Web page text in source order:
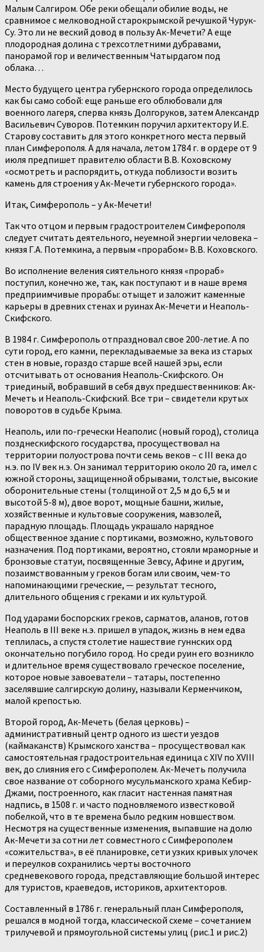
Малым Салгиром. Обе реки обещали обилие воды, не
сравнимое с мелководной старокрымской речушкой Чурук-
Су. Это ли не веский довод в пользу Ак-Мечети? А еще
плодородная долина с трехсотлетними дубравами,
панорамой гор и величественным Чатырдагом под
облака…
Место будущего центра губернского города определилось
как бы само собой: еще раньше его облюбовали для
военного лагеря, сперва князь Долгоруков, затем Александр
Васильевич Суворов. Потемкин поручил архитектору И.Е.
Старову составить для этого конкретного места первый
план Симферополя. А для начала, летом 1784 г. в ордере от 9
июля предпишет правителю области В.В. Коховскому
«осмотреть и распорядить, откуда поблизости возить
камень для строения у Ак-Мечети губернского города».
Итак, Симферополь – у Ак-Мечети!
Так что отцом и первым градостроителем Симферополя
следует считать деятельного, неуемной энергии человека –
князя Г.А. Потемкина, а первым «прорабом» В.В. Коховского.
Во исполнение веления сиятельного князя «прораб»
поступил, конечно же, так, как поступают и в наше время
предприимчивые прорабы: отыщет и заложит каменные
карьеры в древних стенах и руинах Ак-Мечети и Неаполь-
Скифского.
В 1984 г. Симферополь отпраздновал свое 200-летие. А по
сути город, его камни, перекладываемые за века из старых
стен в новые, гораздо старше всей нашей эры, если
отсчитывать от основания Неаполь-Скифского. Он
триединый, вобравший в себя двух предшественников: Ак-
Мечеть и Неаполь-Скифский. Все три – свидетели крутых
поворотов в судьбе Крыма.
Неаполь, или по-гречески Неаполис (новый город), столица
позднескифского государства, просуществовал на
территории полуострова почти семь веков – с III века до
н.э. по IV век н.э. Он занимал территорию около 20 га, имел с
южной стороны, защищенной обрывами, толстые, высокие
оборонительные стены (толщиной от 2,5 м до 6,5 м и
высотой 5-8 м), двое ворот, мощные башни, жилые,
хозяйственные и культовые сооружения, мавзолей,
парадную площадь. Площадь украшало нарядное
общественное здание с портиками, возможно, культового
назначения. Под портиками, вероятно, стояли мраморные и
бронзовые статуи, посвященные Зевсу, Афине и другим,
позаимствованным у греков богам или своим, чем-то
напоминающими греческие, — результат тесного,
длительного общения с греками и их культурой.
Под ударами боспорских греков, сарматов, аланов, готов
Неаполь в III веке н.э. пришел в упадок, жизнь в нем едва
теплилась, а спустя столетие нашествие гуннских орд
окончательно погубило город. Но среди руин его возникло
и длительное время существовало греческое поселение,
которое новые завоеватели – татары, постепенно
заселявшие салгирскую долину, называли Керменчиком,
малой крепостью.
Второй город, Ак-Мечеть (белая церковь) –
административный центр одного из шести уездов
(каймаканств) Крымского ханства – просуществовал как
самостоятельная градостроительная единица с XIV по XVIII
век, до слияния его с Симферополем. Ак-Мечеть получила
свое название от соборного мусульманского храма Кебир-
Джами, построенного, как гласит настенная памятная
надпись, в 1508 г. и часто подновляемого известковой
побелкой, что в те времена было редким новшеством.
Несмотря на существенные изменения, выпавшие на долю
Ак-Мечети за сотни лет совместного с Симферополем
«сожительства», в её планировке, сети узких кривых улочек
и переулков сохранились черты восточного
средневекового города, представляющие большой интерес
для туристов, краеведов, историков, архитекторов.
Составленный в 1786 г. генеральный план Симферополя,
решался в модной тогда, классической схеме – сочетанием
трилучевой и прямоугольной системы улиц (рис.1 и рис.2)